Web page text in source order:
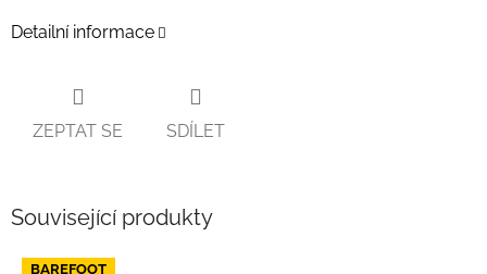
Detailní informace
ZEPTAT SE SDÍLET
Související produkty
BAREFOOT